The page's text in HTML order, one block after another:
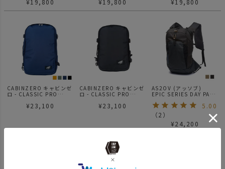
¥19,800 ¥19,800 ¥19,800
CABINZERO キャビンゼ
ロ - CLASSIC PRO
ク バックパック
¥23,100
CABINZERO キャビンゼ
ロ - CLASSIC PRO
ックパック
¥23,100
AS2OV (アッソブ)
EPIC SERIES DAY PACK
/ デイパック
5.00
（2 ）
¥24,200